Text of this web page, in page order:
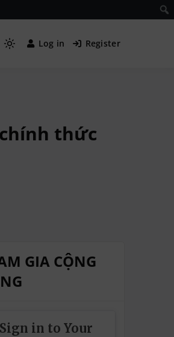
Log in Register
thức
GIA CỘNG
Sign in to Your